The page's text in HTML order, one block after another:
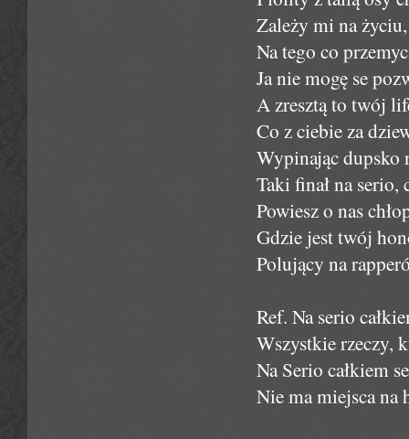
Zależy mi na życiu,
Na tego co
Ja nie mogę se
A zresztą to twój
Co z ciebie za
Wypinając dupsko
Taki finał na serio,
Powiesz o nas
Gdzie jest twój
Polujący na
Ref. Na serio
Wszystkie rzeczy,
Na Serio całkiem
Nie ma miejsca na